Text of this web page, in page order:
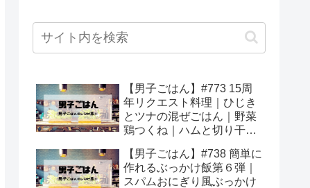
【男子ごはん】#773 15周
年リクエスト料理｜ひじき
とツナの混ぜごはん｜野菜
鶏つくね｜ハムと切り干し
のしょうが煮込み
【男子ごはん】#738 簡単に
作れるぶっかけ飯第６弾｜
スパムおにぎり風ぶっかけ